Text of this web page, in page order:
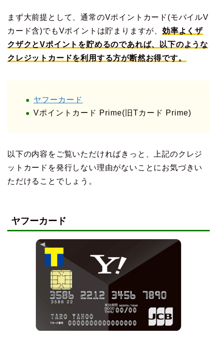
まず大前提として、通常のVポイントカード(モバイルV
カード含)でもVポイントは貯まりますが、 効率よくザ
クザクとVポイントを貯めるのであれば、以下のような
クレジットカードを利用する方が断然お得です。
ヤフーカード
Vポイントカード Prime(旧Tカード Prime)
以下の内容をご覧いただければきっと、上記のクレジ
ットカードを発行しない理由がないことにお気づきい
ただけることでしょう。
ヤフーカード